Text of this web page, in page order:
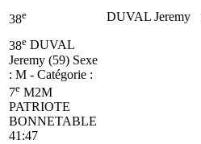
38e DUVAL Jeremy
38e DUVAL
Jeremy (59) Sexe
: M - Catégorie :
7e M2M
PATRIOTE
BONNETABLE
41:47